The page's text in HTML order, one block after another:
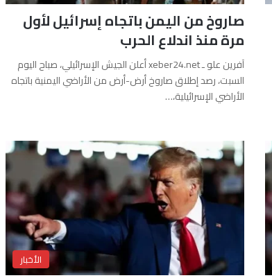
صاروخ من اليمن باتجاه إسرائيل لأول
مرة منذ اندلاع الحرب
آفرين علو ـ xeber24.net أعلن الجيش الإسرائيلي، صباح اليوم
السبت، رصد إطلاق صاروخ أرض-أرض من الأراضي اليمنية باتجاه
الأراضي الإسرائيلية،…
الأخبار